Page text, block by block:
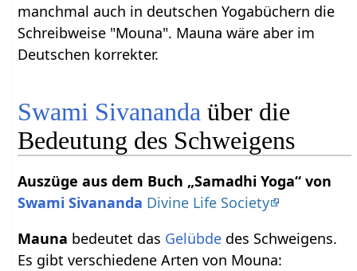
manchmal auch in deutschen Yogabüchern die
Schreibweise "Mouna". Mauna wäre aber im
Deutschen korrekter.
Swami Sivananda über die
Bedeutung des Schweigens
Auszüge aus dem Buch „Samadhi Yoga“ von
Swami Sivananda Divine Life Society
Mauna bedeutet das Gelübde des Schweigens.
Es gibt verschiedene Arten von Mouna: